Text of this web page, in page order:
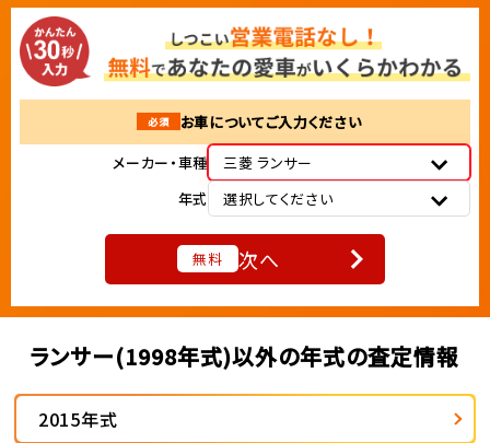
必須
お車についてご入力ください
メーカー・車種
三菱 ランサー
年式
選択してください
無料 次へ
ランサー(1998年式)以外の年式の査定情報
2015年式